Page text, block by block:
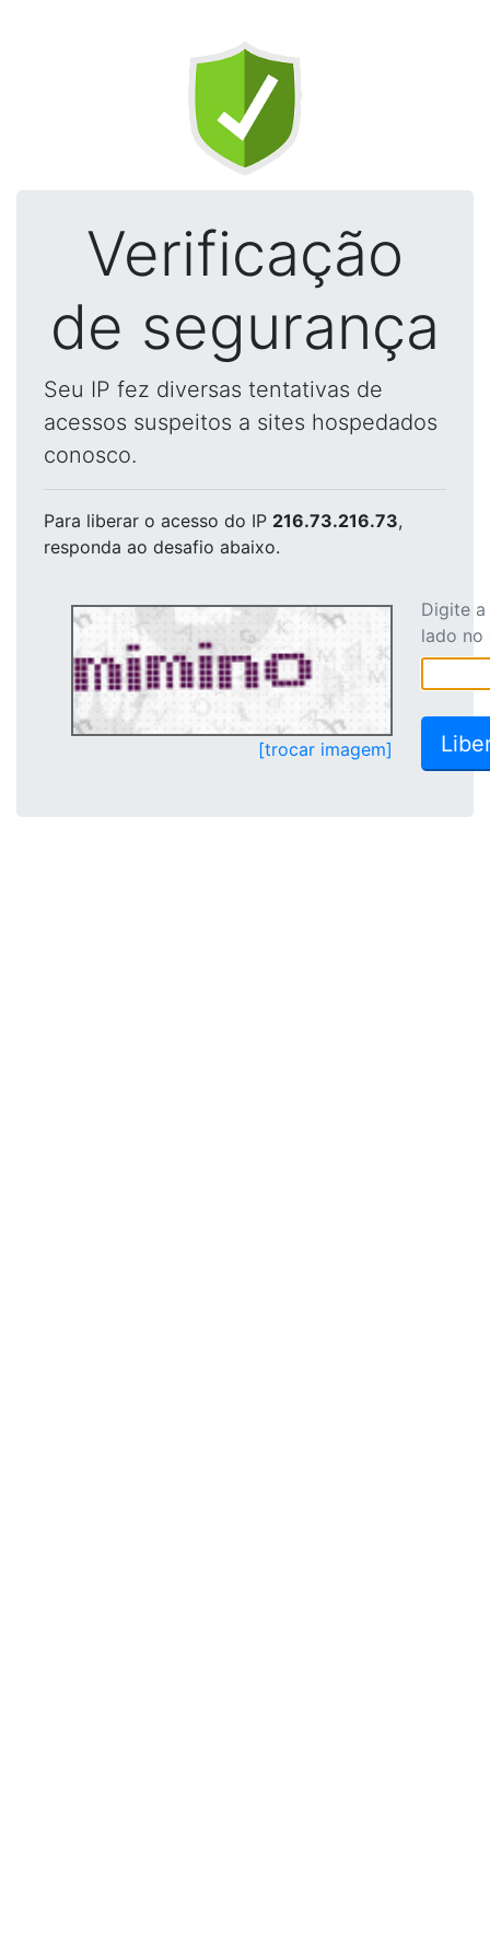
Verificação
de segurança
Seu IP fez diversas tentativas de
acessos suspeitos a sites hospedados
conosco.
Para liberar o acesso do IP 216.73.216.73,
responda ao desafio abaixo.
[trocar imagem]
Digite
lado no